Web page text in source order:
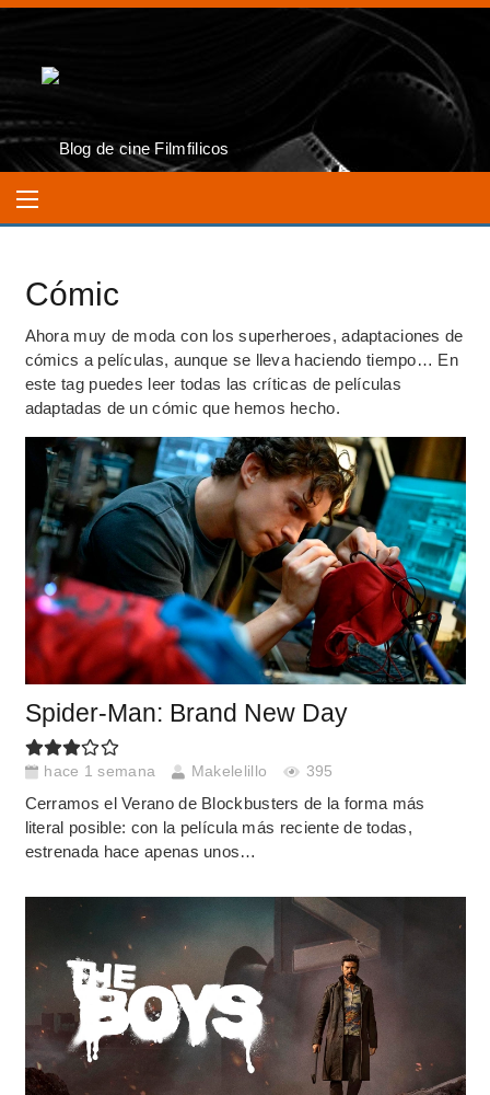
Cómic
Ahora muy de moda con los superheroes, adaptaciones de
cómics a películas, aunque se lleva haciendo tiempo… En
este tag puedes leer todas las críticas de películas
adaptadas de un cómic que hemos hecho.
Spider-Man: Brand New Day
hace 1 semana Makelelillo 395
Cerramos el Verano de Blockbusters de la forma más
literal posible: con la película más reciente de todas,
estrenada hace apenas unos…